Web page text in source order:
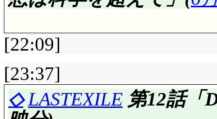
すから。ワンダバ機
号改(気球)で巨大怪獣
いですな。みっくす
機。スネ夫だったけ
ているのに横移動す
(大)を吊り下げて, 乗
評価……☆☆☆☆(前回比
第1話が戻って来た
[22:09]
[23:37]
◇ LASTEXILE 第12話「